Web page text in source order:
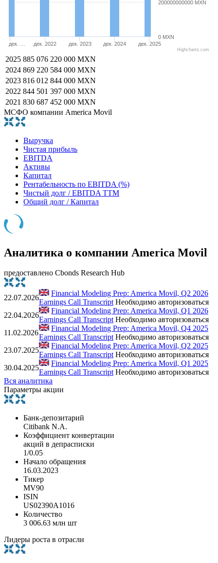
дек. … дек. 2022 дек. 2023 дек. 2024 дек. 2025
0 MXN
200000000000 MXN
Highcharts.com
2025 885 076 220 000 MXN
2024 869 220 584 000 MXN
2023 816 012 844 000 MXN
2022 844 501 397 000 MXN
2021 830 687 452 000 MXN
МСФО компании America Movil
Выручка
Чистая прибыль
EBITDA
Активы
Капитал
Рентабельность по EBITDA (%)
Чистый долг / EBITDA TTM
Общий долг / Капитал
Аналитика о компании America Movil
предоставлено Cbonds Research Hub
22.07.2026
Financial Modeling Prep: America Movil, Q2 2026
Earnings Call Transcript Необходимо авторизоваться
22.04.2026
Financial Modeling Prep: America Movil, Q1 2026
Earnings Call Transcript Необходимо авторизоваться
11.02.2026
Financial Modeling Prep: America Movil, Q4 2025
Earnings Call Transcript Необходимо авторизоваться
23.07.2025
Financial Modeling Prep: America Movil, Q2 2025
Earnings Call Transcript Необходимо авторизоваться
30.04.2025
Financial Modeling Prep: America Movil, Q1 2025
Earnings Call Transcript Необходимо авторизоваться
Вся аналитика
Параметры акции
Банк-депозитарий
Citibank N.A.
Коэффициент конвертации
акций в депрасписки
1/0.05
Начало обращения
16.03.2023
Тикер
MV90
ISIN
US02390A1016
Количество
3 006.63 млн шт
Лидеры роста в отрасли